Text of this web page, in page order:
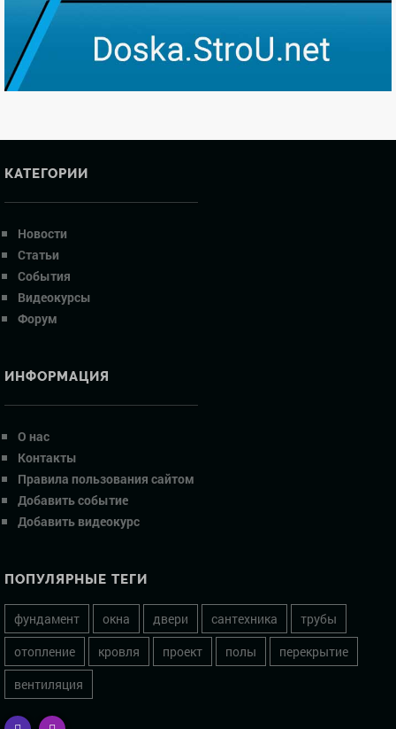
КАТЕГОРИИ
Новости
Статьи
События
Видеокурсы
Форум
ИНФОРМАЦИЯ
О нас
Контакты
Правила пользования сайтом
Добавить событие
Добавить видеокурс
ПОПУЛЯРНЫЕ ТЕГИ
фундамент окна двери сантехника
трубы
отопление
кровля проект полы
перекрытие
вентиляция